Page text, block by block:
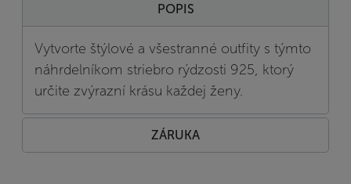
POPIS
Vytvorte štýlové a všestranné outfity s týmto
náhrdelníkom striebro rýdzosti 925, ktorý
určite zvýrazní krásu každej ženy.
ZÁRUKA